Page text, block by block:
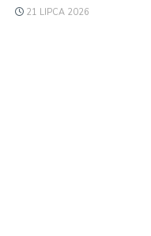
21 LIPCA 2026